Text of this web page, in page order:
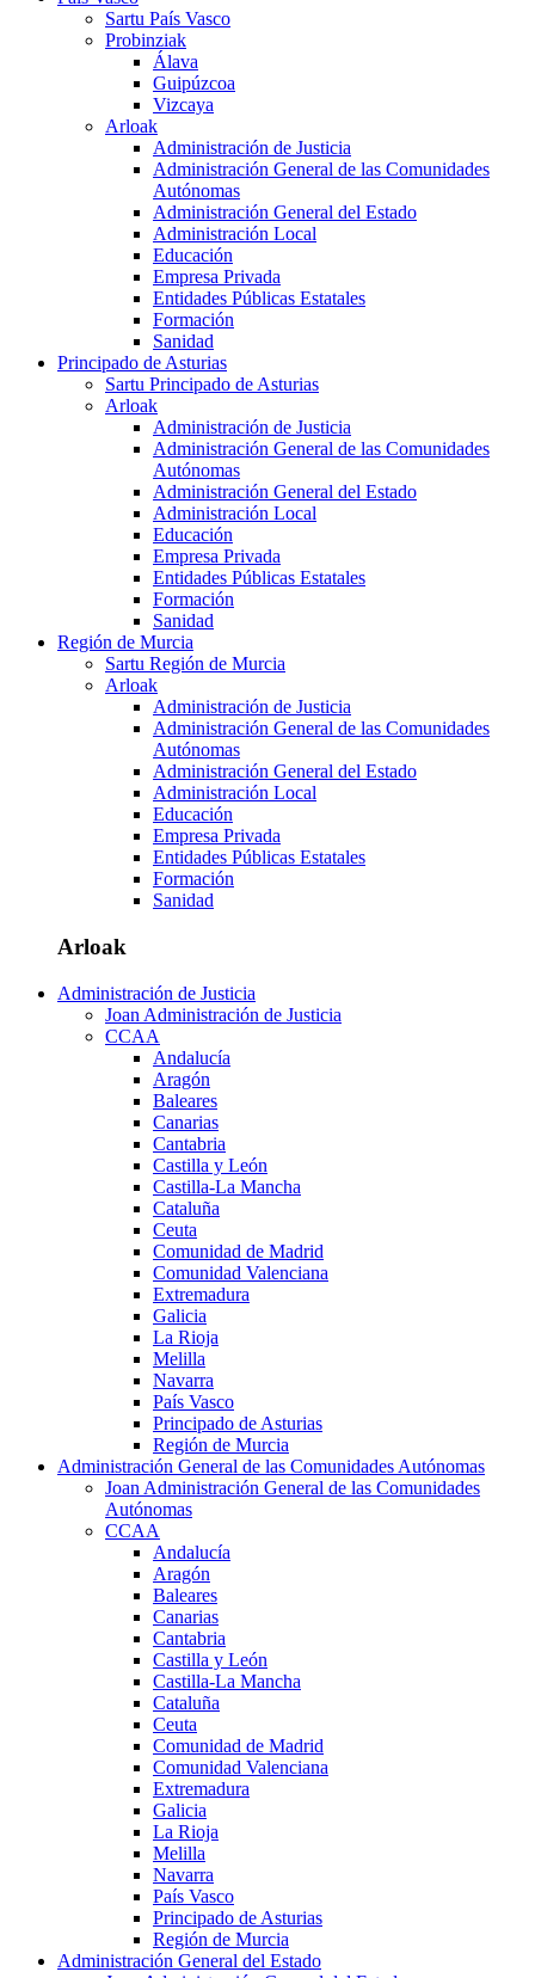
Sartu País Vasco
Probinziak
Álava
Guipúzcoa
Vizcaya
Arloak
Administración de Justicia
Administración General de las Comunidades
Autónomas
Administración General del Estado
Administración Local
Educación
Empresa Privada
Entidades Públicas Estatales
Formación
Sanidad
Principado de Asturias
Sartu Principado de Asturias
Arloak
Administración de Justicia
Administración General de las Comunidades
Autónomas
Administración General del Estado
Administración Local
Educación
Empresa Privada
Entidades Públicas Estatales
Formación
Sanidad
Región de Murcia
Sartu Región de Murcia
Arloak
Administración de Justicia
Administración General de las Comunidades
Autónomas
Administración General del Estado
Administración Local
Educación
Empresa Privada
Entidades Públicas Estatales
Formación
Sanidad
Arloak
Administración de Justicia
Joan Administración de Justicia
CCAA
Andalucía
Aragón
Baleares
Canarias
Cantabria
Castilla y León
Castilla-La Mancha
Cataluña
Ceuta
Comunidad de Madrid
Comunidad Valenciana
Extremadura
Galicia
La Rioja
Melilla
Navarra
País Vasco
Principado de Asturias
Región de Murcia
Administración General de las Comunidades Autónomas
Joan Administración General de las Comunidades
Autónomas
CCAA
Andalucía
Aragón
Baleares
Canarias
Cantabria
Castilla y León
Castilla-La Mancha
Cataluña
Ceuta
Comunidad de Madrid
Comunidad Valenciana
Extremadura
Galicia
La Rioja
Melilla
Navarra
País Vasco
Principado de Asturias
Región de Murcia
Administración General del Estado